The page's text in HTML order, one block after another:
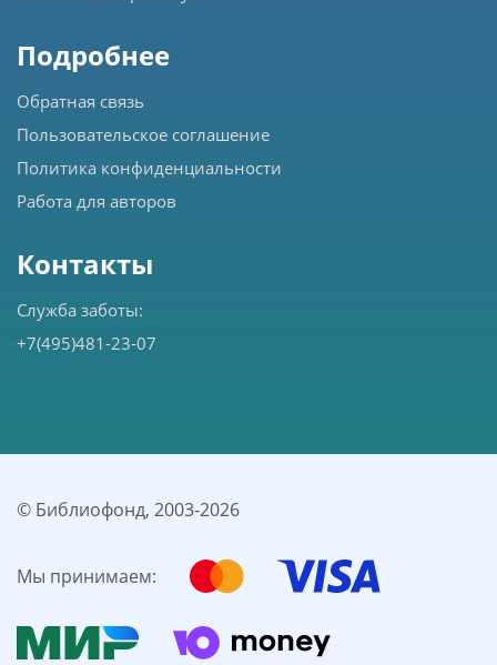
Подробнее
Обратная связь
Пользовательское соглашение
Политика конфиденциальности
Работа для авторов
Контакты
Служба заботы:
+7(495)481-23-07
© Библиофонд, 2003-2026
Мы принимаем: